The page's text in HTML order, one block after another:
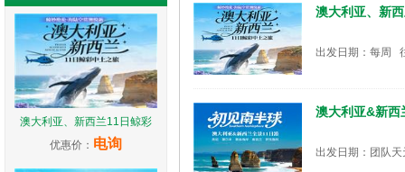
澳大利亚、新西兰11日鲸彩
优惠价： 电询
澳大利亚、新
出发日期：每周
澳大利亚&新西
出发日期：团队